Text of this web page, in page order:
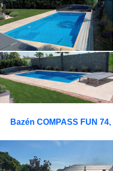
Bazén COMPASS FUN 74,